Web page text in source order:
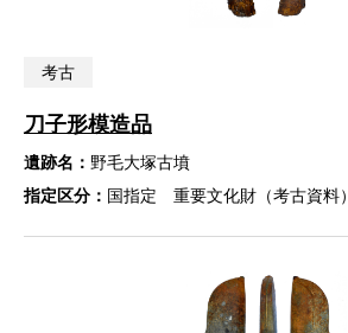
考古
刀子形模造品
遺跡名： 野毛大塚古墳
指定区分： 国指定 重要文化財（考古資料）